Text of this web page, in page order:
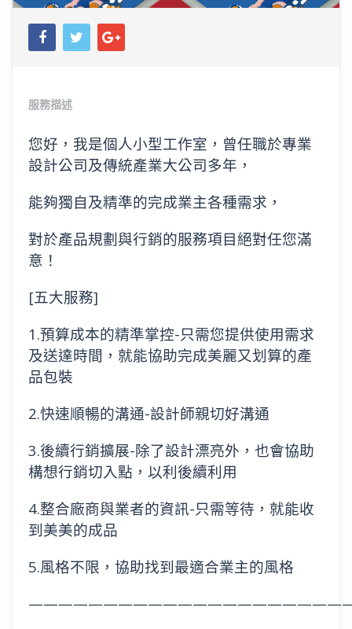
服務描述
您好，我是個人小型工作室，曾任職於專業
設計公司及傳統產業大公司多年，
能夠獨自及精準的完成業主各種需求，
對於產品規劃與行銷的服務項目絕對任您滿
意！
[五大服務]
1.預算成本的精準掌控-只需您提供使用需求
及送達時間，就能協助完成美麗又划算的產
品包裝
2.快速順暢的溝通-設計師親切好溝通
3.後續行銷擴展-除了設計漂亮外，也會協助
構想行銷切入點，以利後續利用
4.整合廠商與業者的資訊-只需等待，就能收
到美美的成品
5.風格不限，協助找到最適合業主的風格